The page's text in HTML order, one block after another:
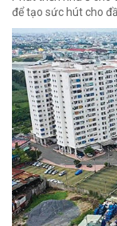
để tạo sức hút cho